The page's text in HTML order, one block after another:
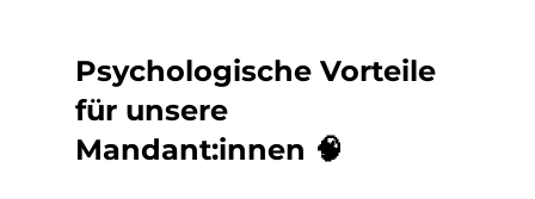
Psychologische Vorteile
für unsere
Mandant:innen 🧠